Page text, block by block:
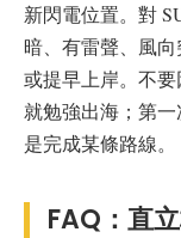
新閃電位置。對
暗、有雷聲、風
或提早上岸。不
就勉強出海；第
是完成某條路線。
FAQ：直